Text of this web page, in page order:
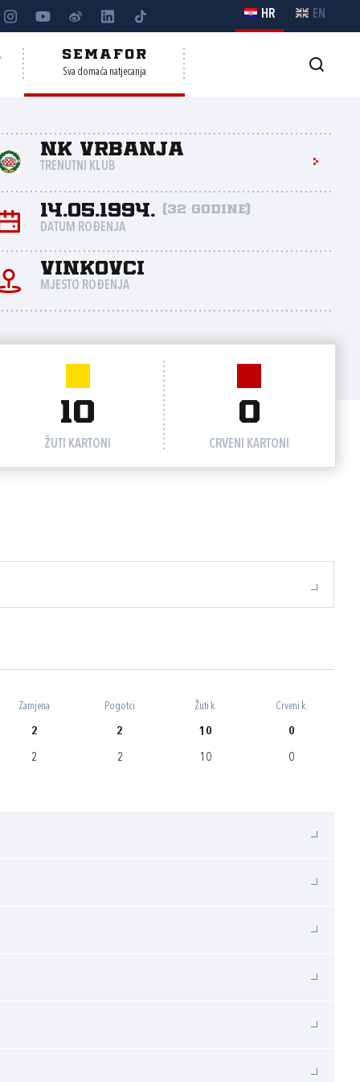
HR EN
SEMAFOR
Sva domaća natjecanja
NK Vrbanja
TRENUTNI KLUB
14.05.1994. (32 godine)
DATUM ROĐENJA
Vinkovci
MJESTO ROĐENJA
10
ŽUTI KARTONI
0
CRVENI KARTONI
Zamjena Pogotci Žuti k. Crveni k.
2 2 10 0
2 2 10 0